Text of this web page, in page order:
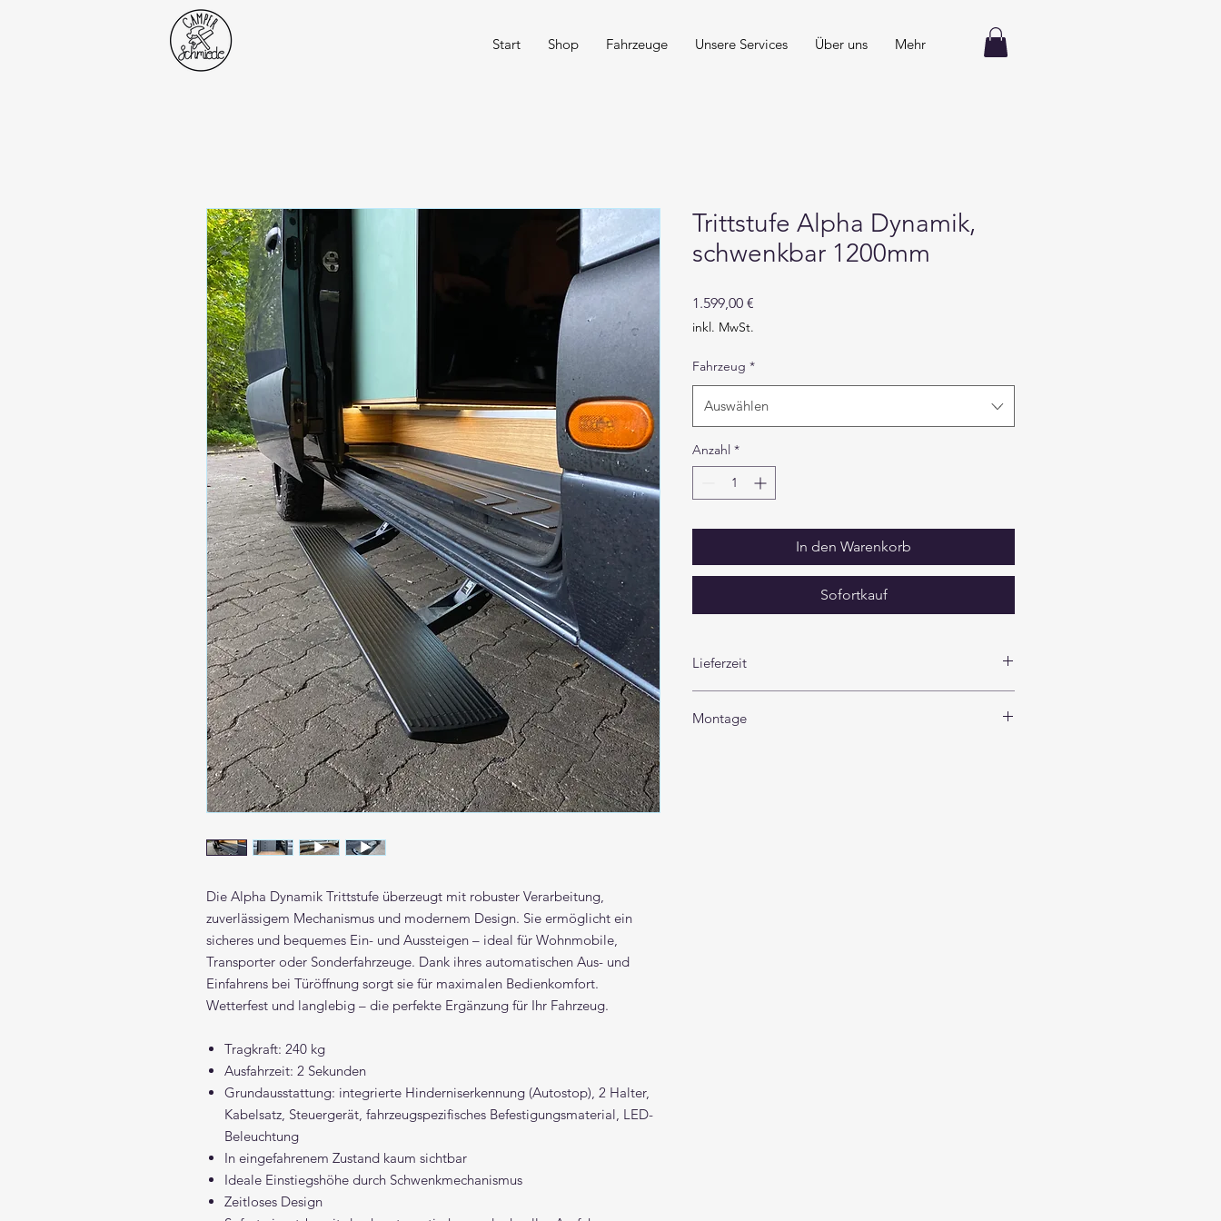
Start Shop Fahrzeuge Unsere Services Über uns Mehr
Die Alpha Dynamik Trittstufe überzeugt mit robuster Verarbeitung,
zuverlässigem Mechanismus und modernem Design. Sie ermöglicht ein
sicheres und bequemes Ein- und Aussteigen – ideal für Wohnmobile,
Transporter oder Sonderfahrzeuge. Dank ihres automatischen Aus- und
Einfahrens bei Türöffnung sorgt sie für maximalen Bedienkomfort.
Wetterfest und langlebig – die perfekte Ergänzung für Ihr Fahrzeug.
Tragkraft: 240 kg
Ausfahrzeit: 2 Sekunden
Grundausstattung: integrierte Hinderniserkennung (Autostop), 2 Halter,
Kabelsatz, Steuergerät, fahrzeugspezifisches Befestigungsmaterial, LED-
Beleuchtung
In eingefahrenem Zustand kaum sichtbar
Ideale Einstiegshöhe durch Schwenkmechanismus
Zeitloses Design
Trittstufe Alpha Dynamik,
schwenkbar 1200mm
1.599,00 €
inkl. MwSt.
Fahrzeug *
Auswählen
Anzahl *
In den Warenkorb
Sofortkauf
Lieferzeit
Montage